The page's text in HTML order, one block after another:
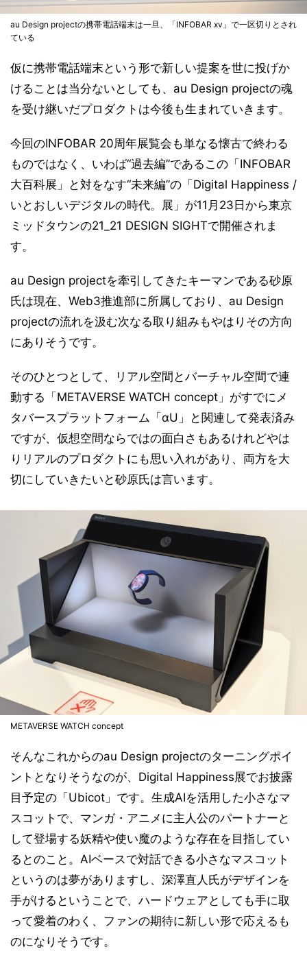
au Design projectの携帯電話端末は一旦、「INFOBAR xv」で一区切りとされ
ている
仮に携帯電話端末という形で新しい提案を世に投げか
けることは当分ないとしても、au Design projectの魂
を受け継いだプロダクトは今後も生まれていきます。
今回のINFOBAR 20周年展覧会も単なる懐古で終わる
ものではなく、いわば“過去編”であるこの「INFOBAR
大百科展」と対をなす“未来編”の「Digital Happiness /
いとおしいデジタルの時代。展」が11月23日から東京
ミッドタウンの21_21 DESIGN SIGHTで開催されま
す。
au Design projectを牽引してきたキーマンである砂原
氏は現在、Web3推進部に所属しており、au Design
projectの流れを汲む次なる取り組みもやはりその方向
にありそうです。
そのひとつとして、リアル空間とバーチャル空間で連
動する「METAVERSE WATCH concept」がすでにメ
タバースプラットフォーム「αU」と関連して発表済み
ですが、仮想空間ならではの面白さもあるけれどやは
りリアルのプロダクトにも思い入れがあり、両方を大
切にしていきたいと砂原氏は言います。
METAVERSE WATCH concept
そんなこれからのau Design projectのターニングポイ
ントとなりそうなのが、Digital Happiness展でお披露
目予定の「Ubicot」です。生成AIを活用した小さなマ
スコットで、マンガ・アニメに主人公のパートナーと
して登場する妖精や使い魔のような存在を目指してい
るとのこと。AIベースで対話できる小さなマスコット
というのは夢がありますし、深澤直人氏がデザインを
手がけるということで、ハードウェアとしても手に取
って愛着のわく、ファンの期待に新しい形で応えるも
のになりそうです。